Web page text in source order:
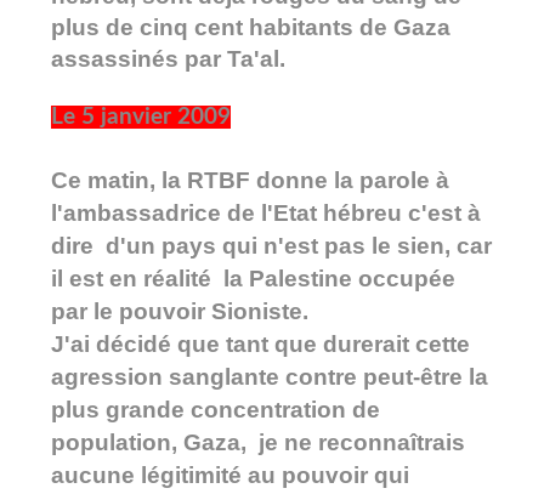
plus de cinq cent habitants de Gaza
assassinés par Ta'al.
Le 5 janvier 2009
Ce matin, la RTBF donne la parole à
l'ambassadrice de l'Etat hébreu c'est à
dire d'un pays qui n'est pas le sien, car
il est en réalité la Palestine occupée
par le pouvoir Sioniste.
J'ai décidé que tant que durerait cette
agression sanglante contre peut-être la
plus grande concentration de
population, Gaza, je ne reconnaîtrais
aucune légitimité au pouvoir qui